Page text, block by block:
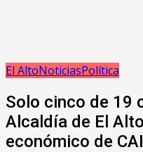
El AltoNoticiasPolítica
Solo cinco de 19
Alcaldía de El
económico de